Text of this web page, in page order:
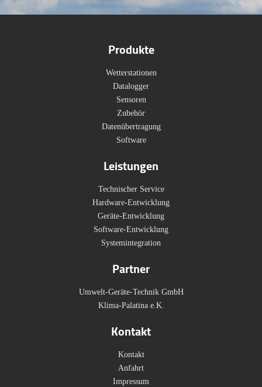
Produkte
Wetterstationen
Datalogger
Sensoren
Zubehör
Datenübertragung
Software
Leistungen
Technischer Service
Hardware-Entwicklung
Geräte-Entwicklung
Software-Entwicklung
Systemintegration
Partner
Umwelt-Geräte-Technik GmbH
Klima-Palatina e.K.
Kontakt
Kontakt
Anfahrt
Impressum